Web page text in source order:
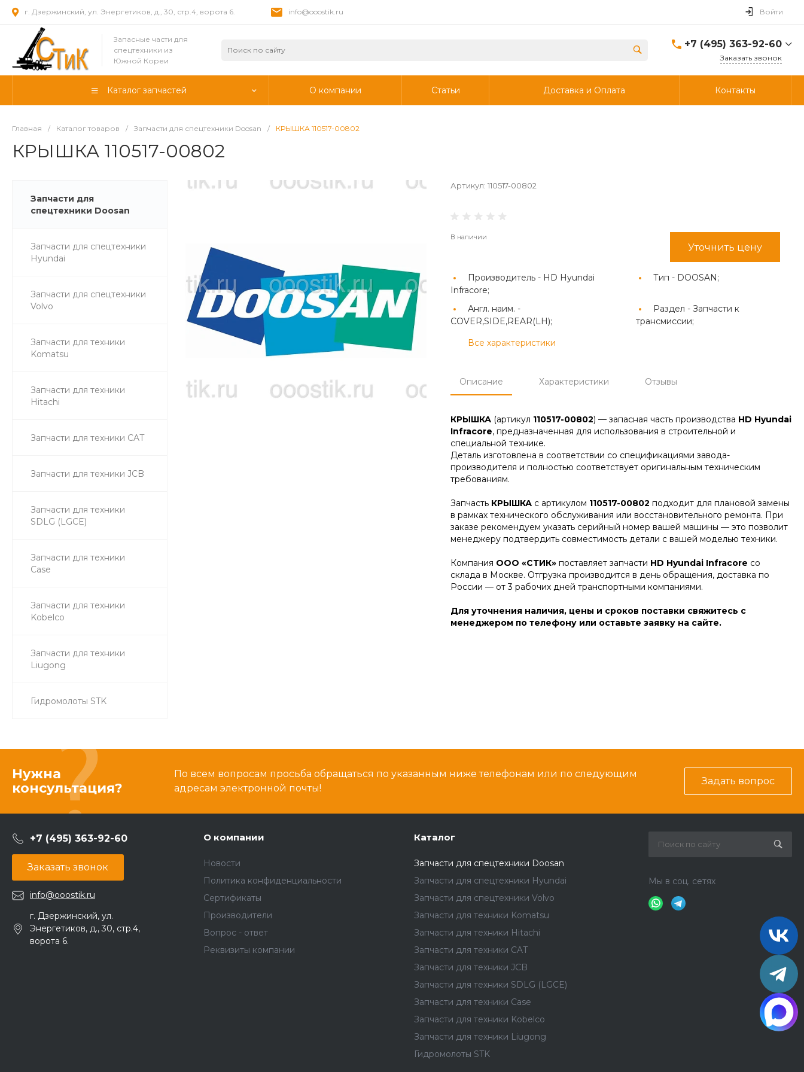
г. Дзержинский, ул. Энергетиков, д., 30, стр.4, ворота 6. info@ooostik.ru Войти
Запасные части для
спецтехники из
Южной Кореи
+7 (495) 363-92-60
г. Дзержинский, ул.
Заказать звонок
Каталог запчастей О компании Статьи Доставка и Оплата Контакты
Главная / Каталог товаров / Запчасти для спецтехники Doosan / КРЫШКА 110517-00802
КРЫШКА 110517-00802
Запчасти для
спецтехники Doosan
Запчасти для спецтехники
Hyundai
Запчасти для спецтехники
Volvo
Запчасти для техники
Komatsu
Запчасти для техники
Hitachi
Запчасти для техники CAT
Запчасти для техники JCB
Запчасти для техники
SDLG (LGCE)
Запчасти для техники
Case
Запчасти для техники
Kobelco
Запчасти для техники
Liugong
Гидромолоты STK
Артикул: 110517-00802
В наличии
Уточнить цену
Производитель - HD Hyundai
Infracore;
Тип - DOOSAN;
Англ. наим. -
COVER,SIDE,REAR(LH);
Раздел -Запчасти к
трансмиссии;
Все характеристики
Описание Характеристики Отзывы
КРЫШКА(артикул 110517-00802) — запасная часть производства HD Hyundai
Infracore, предназначенная для использования в строительной и
специальной технике.
Деталь изготовлена в соответствии со спецификациями завода-
производителя и полностью соответствует оригинальным техническим
требованиям.
Запчасть КРЫШКАс артикулом 110517-00802 подходит для плановой замены
в рамках технического обслуживания или восстановительного ремонта. При
заказе рекомендуем указать серийный номер вашей машины — это позволит
менеджеру подтвердить совместимость детали с вашей моделью техники.
Компания ООО «СТИК»поставляет запчасти HD Hyundai Infracore со
склада в Москве. Отгрузка производится в день обращения, доставка по
России — от 3 рабочих дней транспортными компаниями.
Для уточнения наличия, цены и сроков поставки свяжитесь с
менеджером по телефону или оставьте заявку на сайте.
Нужна
консультация?
По всем вопросам просьба обращаться по указанным ниже телефонам или по следующим
адресам электронной почты!
Задать вопрос
+7 (495) 363-92-60
Заказать звонок
info@ooostik.ru
г. Дзержинский, ул.
Энергетиков, д., 30, стр.4,
ворота 6.
О компании
Новости
Политика конфиденциальности
Сертификаты
Производители
Вопрос - ответ
Реквизиты компании
Каталог
Запчасти для спецтехники Doosan
Запчасти для спецтехники Hyundai
Запчасти для спецтехники Volvo
Запчасти для техники Komatsu
Запчасти для техники Hitachi
Запчасти для техники CAT
Запчасти для техники JCB
Запчасти для техники SDLG (LGCE)
Запчасти для техники Case
Запчасти для техники Kobelco
Запчасти для техники Liugong
Гидромолоты STK
Мы в соц. сетях